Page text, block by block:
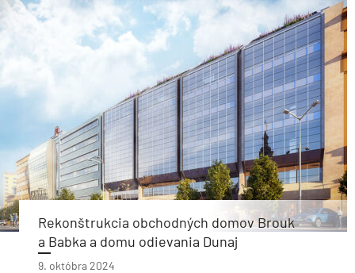
Rekonštrukcia obchodných domov Brouk
a Babka a domu odievania Dunaj
9. októbra 2024